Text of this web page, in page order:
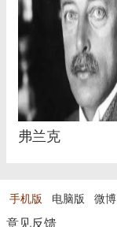
弗兰克
手机版 电脑版 微博
意见反馈